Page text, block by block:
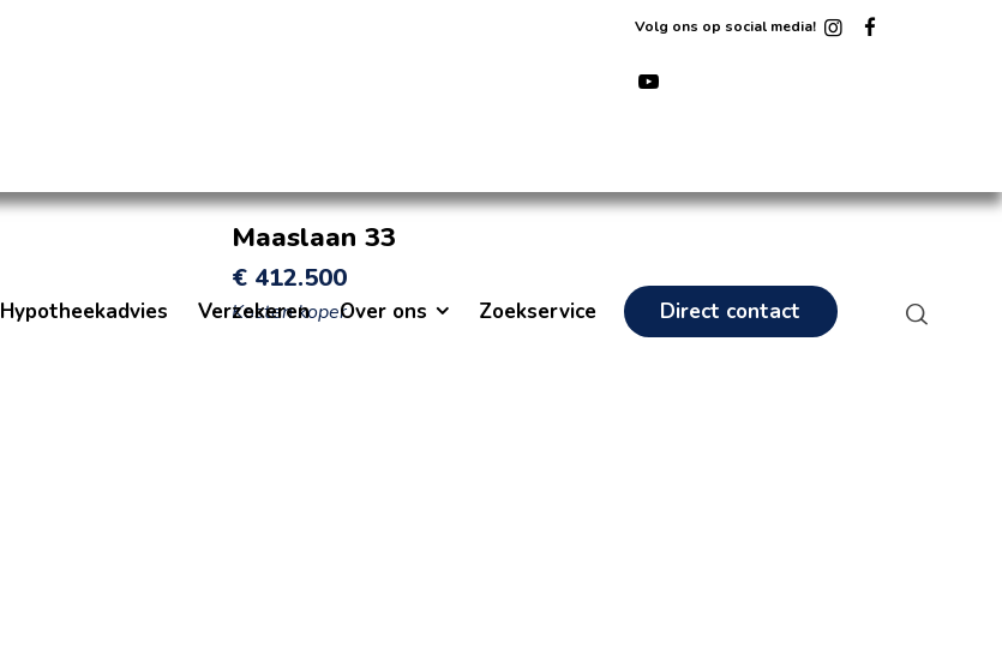
Volg ons op social media!
Hypotheekadvies Verzekeren Over ons Zoekservice Direct contact
Maaslaan 33
€ 412.500